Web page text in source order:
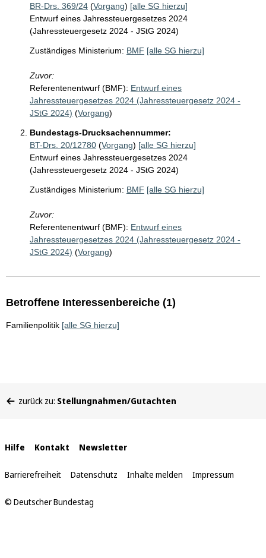
BR-Drs. 369/24 (Vorgang) [alle SG hierzu]
Entwurf eines Jahressteuergesetzes 2024
(Jahressteuergesetz 2024 - JStG 2024)
Zuständiges Ministerium: BMF [alle SG hierzu]
Zuvor:
Referentenentwurf (BMF): Entwurf eines
Jahressteuergesetzes 2024 (Jahressteuergesetz 2024 -
JStG 2024) (Vorgang)
Bundestags-Drucksachennummer:
BT-Drs. 20/12780 (Vorgang) [alle SG hierzu]
Entwurf eines Jahressteuergesetzes 2024
(Jahressteuergesetz 2024 - JStG 2024)
Zuständiges Ministerium: BMF [alle SG hierzu]
Zuvor:
Referentenentwurf (BMF): Entwurf eines
Jahressteuergesetzes 2024 (Jahressteuergesetz 2024 -
JStG 2024) (Vorgang)
Betroffene Interessenbereiche (1)
Familienpolitik [alle SG hierzu]
befinden
zurück zu: Stellungnahmen/Gutachten
Interne
Links
Hilfe Kontakt Newsletter
Barrierefreiheit Datenschutz Inhalte melden Impressum
© Deutscher Bundestag